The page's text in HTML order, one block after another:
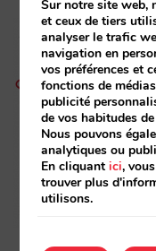
Sur notre site web,
et ceux de tiers
analyser le trafic
navigation en
vos préférences et
fonctions de
publicité
de vos habitudes
Nous pouvons
analytiques ou
En cliquantici,
trouver plus
utilisons.